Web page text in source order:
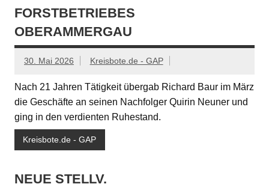
FORSTBETRIEBES
OBERAMMERGAU
30. Mai 2026 Kreisbote.de - GAP
Nach 21 Jahren Tätigkeit übergab Richard Baur im März
die Geschäfte an seinen Nachfolger Quirin Neuner und
ging in den verdienten Ruhestand.
Kreisbote.de - GAP
NEUE STELLV.